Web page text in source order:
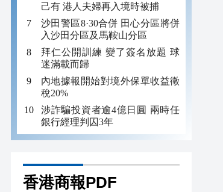
己有 港人夫婦再入境時被捕
沙田警區8·30合併 田心分區將併
入沙田分區及馬鞍山分區
拜仁公開訓練 變了簽名放題 球
迷滿載而歸
內地據報開始對境外保單收益徵
稅20%
涉詐騙投資者逾4億日圓 兩時任
銀行經理判囚3年
香港商報PDF